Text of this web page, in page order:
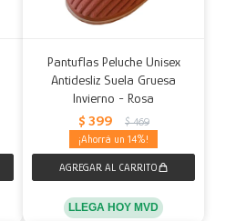
Pantuflas Peluche Unisex
Antidesliz Suela Gruesa
Invierno - Rosa
$ 399 $ 469
14
LLEGA HOY MVD